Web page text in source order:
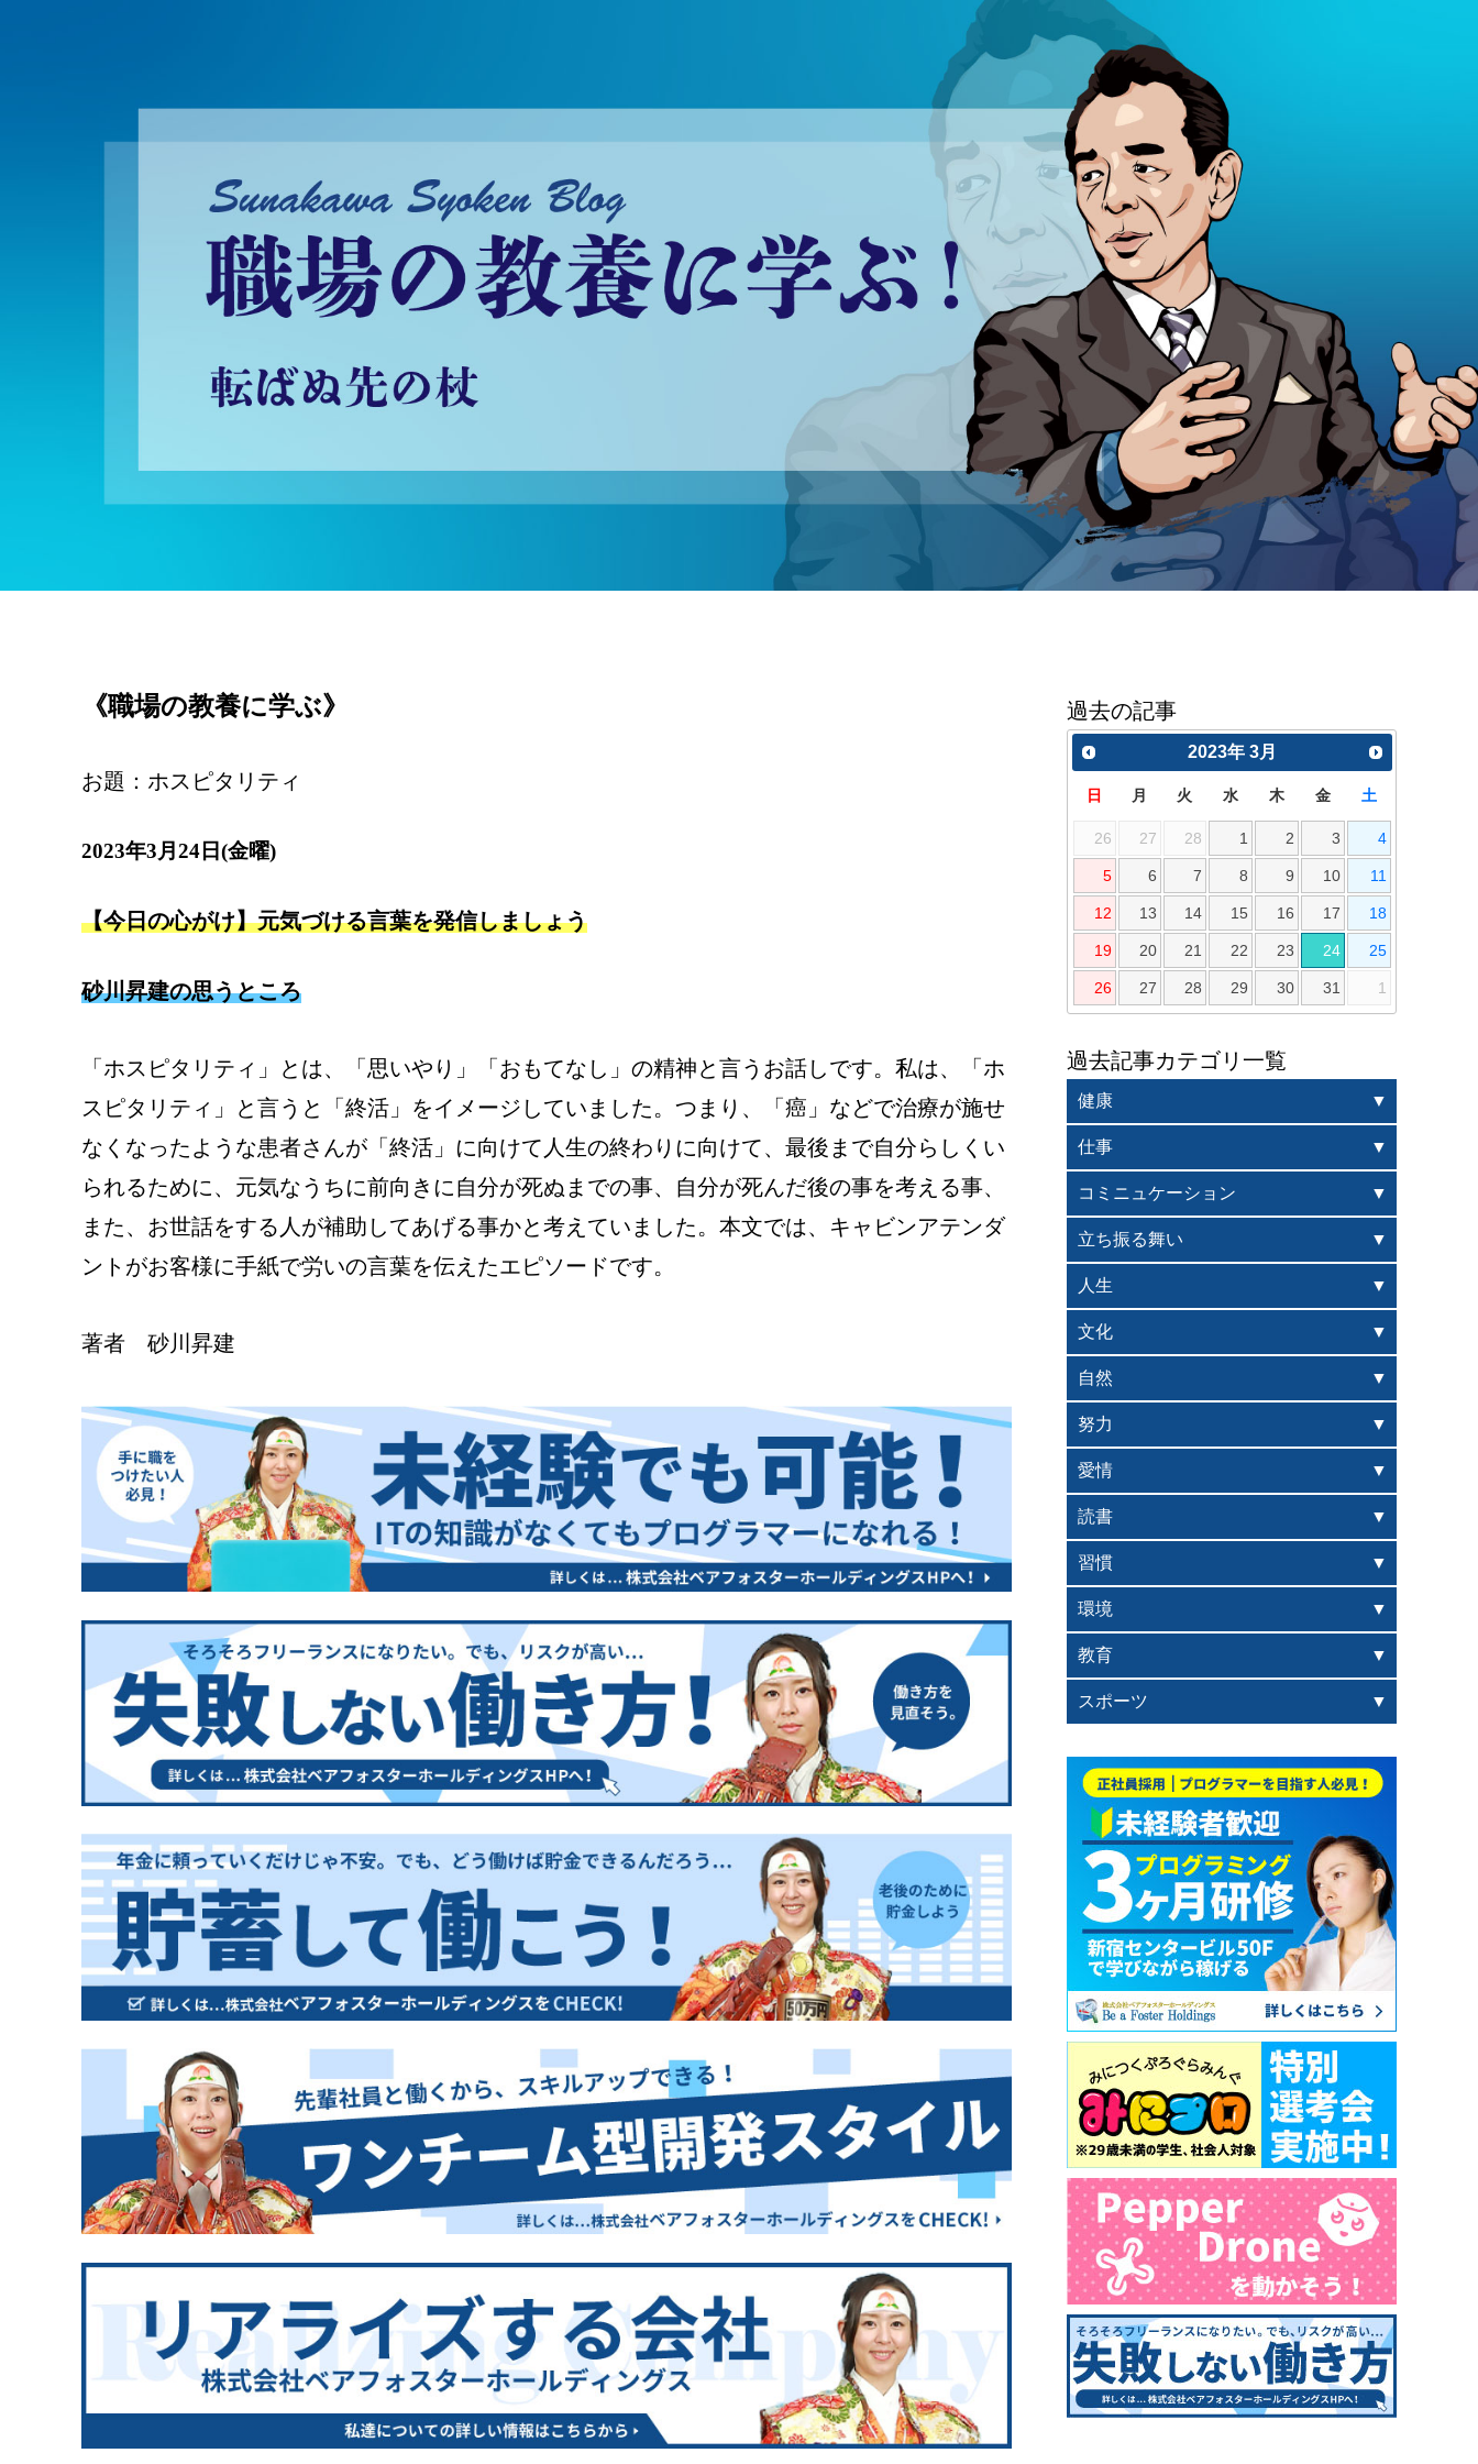
《職場の教養に学ぶ》
お題：ホスピタリティ
2023年3月24日(金曜)
【今日の心がけ】元気づける言葉を発信しましょう
砂川昇建の思うところ
「ホスピタリティ」とは、「思いやり」「おもてなし」の精神と言うお話しです。私は、「ホ
スピタリティ」と言うと「終活」をイメージしていました。つまり、「癌」などで治療が施せ
なくなったような患者さんが「終活」に向けて人生の終わりに向けて、最後まで自分らしくい
られるために、元気なうちに前向きに自分が死ぬまでの事、自分が死んだ後の事を考える事、
また、お世話をする人が補助してあげる事かと考えていました。本文では、キャビンアテンダ
ントがお客様に手紙で労いの言葉を伝えたエピソードです。
著者 砂川昇建
過去の記事
2023年 3月
日 月 火 水 木 金 土
26 27 28 1 2 3 4
5 6 7 8 9 10 11
12 13 14 15 16 17 18
19 20 21 22 23 24 25
26 27 28 29 30 31 1
過去記事カテゴリ一覧
健康
仕事
コミニュケーション
立ち振る舞い
人生
文化
自然
努力
愛情
読書
習慣
環境
教育
スポーツ